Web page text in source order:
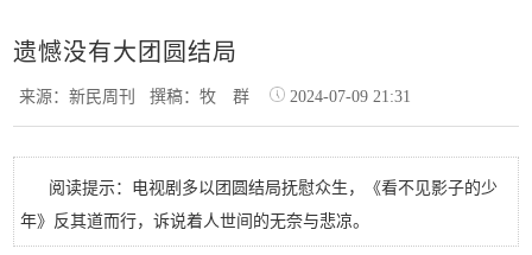
遗憾没有大团圆结局
来源：新民周刊撰稿：牧 群 2024-07-09 21:31
阅读提示：电视剧多以团圆结局抚慰众生，《看不见影子的少
年》反其道而行，诉说着人世间的无奈与悲凉。